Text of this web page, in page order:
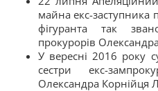
майна екс-заступника
фігуранта так
прокурорів
У вересні 2016 року
сестри екс-
Олександра Корнійця